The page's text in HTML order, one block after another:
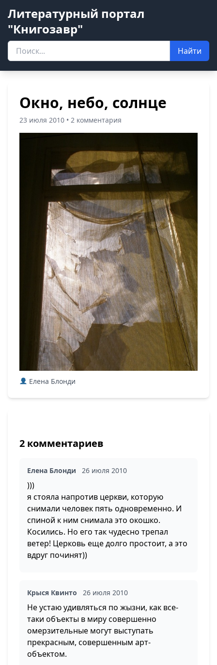
Литературный портал
"Книгозавр"
Найти
Окно, небо, солнце
23 июля 2010 • 2 комментария
Елена Блонди
2 комментариев
Елена Блонди 26 июля 2010
)))
я стояла напротив церкви, которую
снимали человек пять одновременно. И
спиной к ним снимала это окошко.
Косились. Но его так чудесно трепал
ветер! Церковь еще долго простоит, а это
вдруг починят))
Крыся Квинто 26 июля 2010
Не устаю удивляться по жызни, как все-
таки объекты в миру совершенно
омерзительные могут выступать
прекрасным, совершенным арт-
объектом.